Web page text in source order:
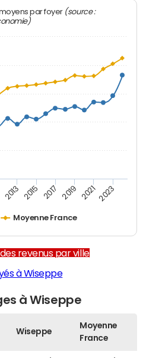
par foyer (source :
Moyenne France
2013 2015 2017 2019 2021 2023
revenus par ville
à Wiseppe
à Wiseppe
Wiseppe
Moyenne
France